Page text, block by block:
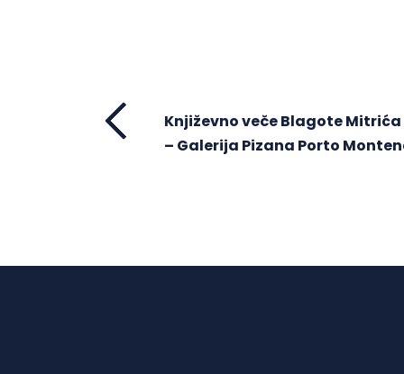
Književno veče Blagote Mitrića
– Galerija Pizana Porto